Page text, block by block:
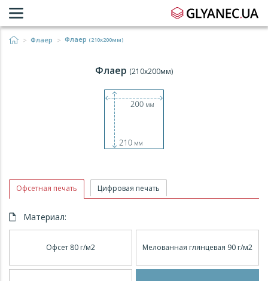
Флаер Флаер (210x200мм)
Флаер (210x200мм)
Офсетная печать Цифровая печать
Материал:
Офсет 80 г/м2 Мелованная глянцевая 90 г/м2